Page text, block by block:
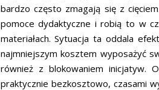
bardzo często zmagają się z
pomoce dydaktyczne i robią to w
materiałach. Sytuacja ta oddala
najmniejszym kosztem wyposażyć
również z blokowaniem inicjatyw.
praktycznie bezkosztowo, czasami